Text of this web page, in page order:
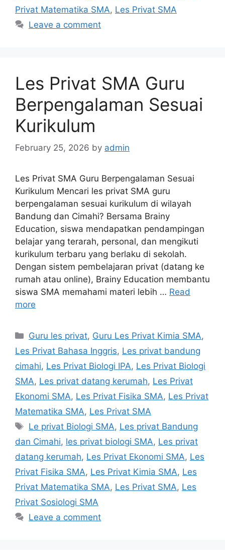
Privat Matematika SMA, Les Privat SMA
Leave a comment
Les Privat SMA Guru
Berpengalaman Sesuai
Kurikulum
February 25, 2026 by admin
Les Privat SMA Guru Berpengalaman Sesuai
Kurikulum Mencari les privat SMA guru
berpengalaman sesuai kurikulum di wilayah
Bandung dan Cimahi? Bersama Brainy
Education, siswa mendapatkan pendampingan
belajar yang terarah, personal, dan mengikuti
kurikulum terbaru yang berlaku di sekolah.
Dengan sistem pembelajaran privat (datang ke
rumah atau online), Brainy Education membantu
siswa SMA memahami materi lebih … Read
more
Categories
Guru les privat, Guru Les Privat Kimia SMA,
Les Privat Bahasa Inggris, Les privat bandung
cimahi, Les Privat Biologi IPA, Les Privat Biologi
SMA, Les privat datang kerumah, Les Privat
Ekonomi SMA, Les Privat Fisika SMA, Les Privat
Matematika SMA, Les Privat SMA
Tags
Le privat Biologi SMA, Les privat Bandung
dan Cimahi, les privat biologi SMA, Les privat
datang kerumah, Les Privat Ekonomi SMA, Les
Privat Fisika SMA, Les Privat Kimia SMA, Les
Privat Matematika SMA, Les Privat SMA, Les
Privat Sosiologi SMA
Leave a comment